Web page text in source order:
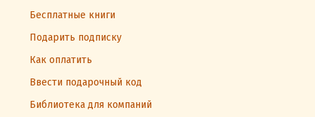
Бесплатные книги
Подарить подписку
Как оплатить
Ввести подарочный код
Библиотека для компаний